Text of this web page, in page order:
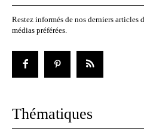
Restez informés de nos derniers articles
médias préférées.
Thématiques